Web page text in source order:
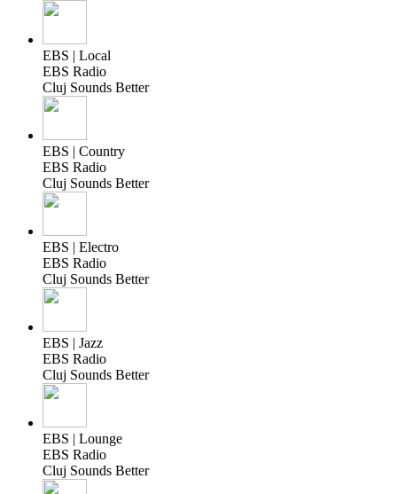
EBS | Local
EBS Radio
Cluj Sounds Better
EBS | Country
EBS Radio
Cluj Sounds Better
EBS | Electro
EBS Radio
Cluj Sounds Better
EBS | Jazz
EBS Radio
Cluj Sounds Better
EBS | Lounge
EBS Radio
Cluj Sounds Better